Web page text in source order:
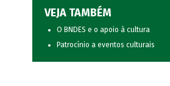
VEJA TAMBÉM
O BNDES e o apoio à cultura
Patrocínio a eventos culturais